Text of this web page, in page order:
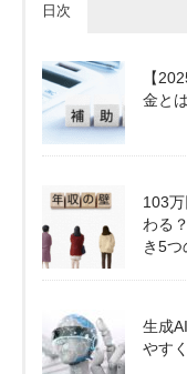
日次
【
金と
103
わる
き5つ
生成
やす